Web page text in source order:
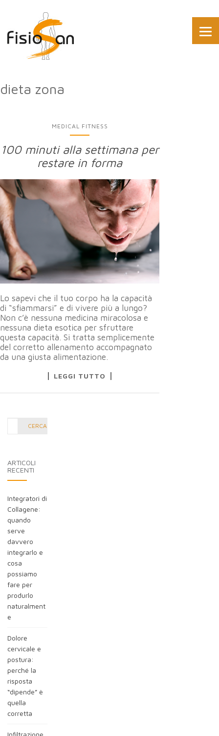
dieta zona
MEDICAL FITNESS
100 minuti alla settimana per
restare in forma
Lo sapevi che il tuo corpo ha la capacità
di “sfiammarsi” e di vivere più a lungo?
Non c’è nessuna medicina miracolosa e
nessuna dieta esotica per sfruttare
questa capacità. Si tratta semplicemente
del corretto allenamento accompagnato
da una giusta alimentazione.
LEGGI TUTTO
CERCA
ARTICOLI
RECENTI
Integratori di
Collagene:
quando
serve
davvero
integrarlo e
cosa
possiamo
fare per
produrlo
naturalment
e
Dolore
cervicale e
postura:
perché la
risposta
“dipende” è
quella
corretta
Infiltrazione